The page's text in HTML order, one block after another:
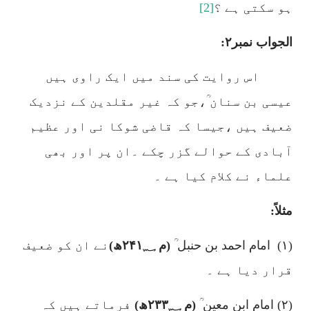
ہو سکتی ہے ؟[2]
الجواب نمبر ۲:
اس روایت کی سند میں ایک راوی ہیں
عیسی بن سنان ؒ،جو کہ غیر مقلدین کے نزدیک
ضعیف ہیں ،جیسا کہ قاضی شوکا نی اور عظیم
آبادی کے حوالے گزر چکے ۔ان پر اور بھی
علماء نے کلام کیا ہے ۔
مثلاً:
(۱) امام احمد بن حنبل ؒ (م۲۴۱؁ھ) نے ان کو ضعیف
قرار دیا ہے ۔
(۲) امام ابن معین ؒ (م۲۳۳؁ھ) فرماتے ہیں کہ